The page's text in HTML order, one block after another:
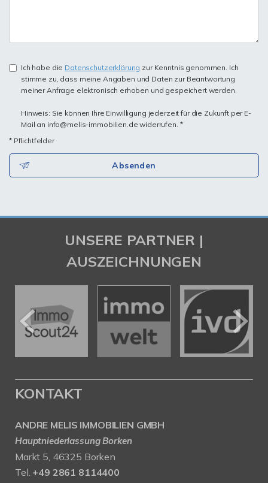
Ich habe die Datenschutzerklärung zur Kenntnis genommen. Ich
stimme zu, dass meine Angaben und Daten zur Beantwortung
meiner Anfrage elektronisch erhoben und gespeichert werden.
Hinweis: Sie können Ihre Einwilligung jederzeit für die Zukunft per E-
Mail an info@melis-immobilien.de widerrufen. *
* Pflichtfelder
Absenden
UNSERE PARTNER |
AUSZEICHNUNGEN
KONTAKT
ANDRE MELIS IMMOBILIEN GMBH
Hauptniederlassung Borken
Markt 5, 46325 Borken
Tel. +49 2861 8114400